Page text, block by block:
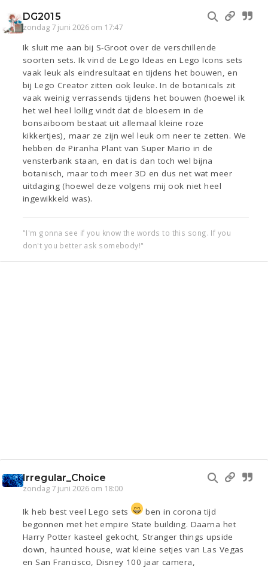
DG2015
zondag 7 juni 2026 om 17:47
Ik sluit me aan bij S-Groot over de verschillende
soorten sets. Ik vind de Lego Ideas en Lego Icons sets
vaak leuk als eindresultaat en tijdens het bouwen, en
bij Lego Creator zitten ook leuke. In de botanicals zit
vaak weinig verrassends tijdens het bouwen (hoewel ik
het wel heel lollig vindt dat de bloesem in de
bonsaiboom bestaat uit allemaal kleine roze
kikkertjes), maar ze zijn wel leuk om neer te zetten. We
hebben de Piranha Plant van Super Mario in de
vensterbank staan, en dat is dan toch wel bijna
botanisch, maar toch meer 3D en dus net wat meer
uitdaging (hoewel deze volgens mij ook niet heel
ingewikkeld was).
"I'm gonna see if you know the words to this song. If you
don't you better ask somebody!"
Irregular_Choice
zondag 7 juni 2026 om 18:00
Ik heb best veel Lego sets
ben in corona tijd
begonnen met het empire State building. Daarna het
Harry Potter kasteel gekocht, Stranger things upside
down, haunted house, wat kleine setjes van Las Vegas
en San Francisco, Disney 100 jaar camera,